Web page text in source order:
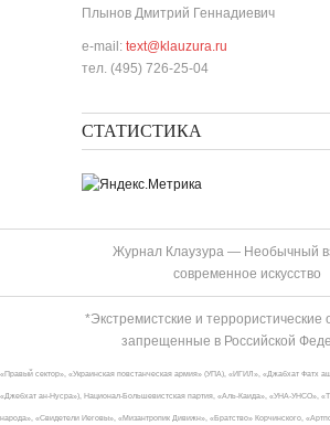
Плынов Дмитрий Геннадиевич
e-mail: text@klauzura.ru
тел. (495) 726-25-04
СТАТИСТИКА
Журнал Клаузура — Необычный
современное искусство
*Экстремистские и террористические
запрещенные в Российской
«Правый сектор», «Украинская повстанческая армия» (УПА), «ИГИЛ», «Джабхат Фатх
«Джебхат ан-Нусра»), Национал-Большевистская партия, «Аль-Каида», «УНА-УНСО»,
народа», «Свидетели Иеговы», «Мизантропик Дивижн», «Братство» Корчинского,